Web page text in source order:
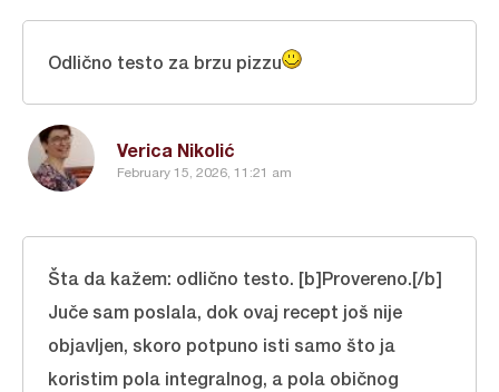
Verica Nikolić
February 15, 2026, 11:21 am
Odlično testo za brzu pizzu
Šta da kažem: odlično testo. [b]Provereno.[/b]
Juče sam poslala, dok ovaj recept još nije
objavljen, skoro potpuno isti samo što ja
koristim pola integralnog, a pola običnog